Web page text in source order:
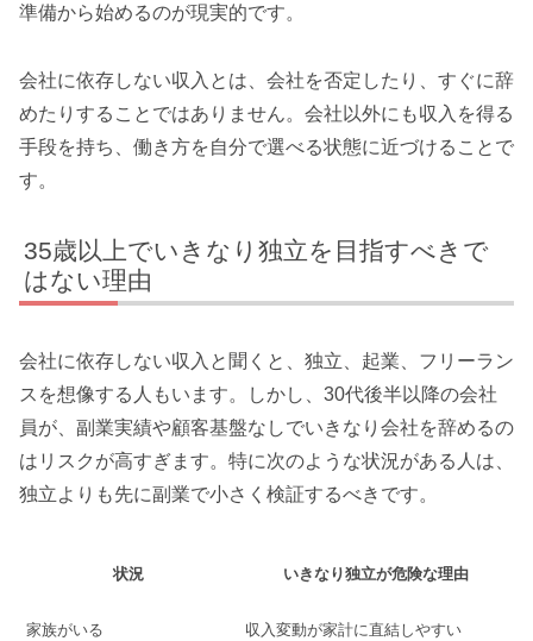
準備から始めるのが現実的です。
会社に依存しない収入とは、会社を否定したり、すぐに辞
めたりすることではありません。会社以外にも収入を得る
手段を持ち、働き方を自分で選べる状態に近づけることで
す。
35歳以上でいきなり独立を目指すべきで
はない理由
会社に依存しない収入と聞くと、独立、起業、フリーラン
スを想像する人もいます。しかし、30代後半以降の会社
員が、副業実績や顧客基盤なしでいきなり会社を辞めるの
はリスクが高すぎます。特に次のような状況がある人は、
独立よりも先に副業で小さく検証するべきです。
状況 いきなり独立が危険な理由
家族がいる 収入変動が家計に直結しやすい